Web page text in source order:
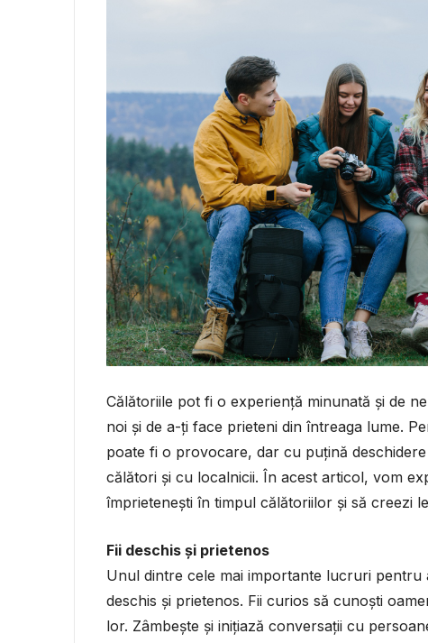
Călătoriile pot fi o experiență minunată și de
noi și de a-ți face prieteni din întreaga lume.
poate fi o provocare, dar cu puțină
călători și cu localnicii. În acest articol, vom
împrietenești în timpul călătoriilor și să creezi
Fii deschis și prietenos
Unul dintre cele mai importante lucruri
deschis și prietenos. Fii curios să cunoști
lor. Zâmbește și inițiază conversații cu